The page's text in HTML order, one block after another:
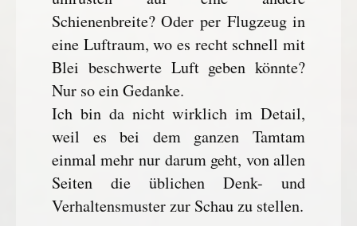
Schienenbreite? Oder per Flugzeug in
eine Luftraum, wo es recht schnell mit
Blei beschwerte Luft geben könnte?
Nur so ein Gedanke.
Ich bin da nicht wirklich im Detail,
weil es bei dem ganzen Tamtam
einmal mehr nur darum geht, von allen
Seiten die üblichen Denk- und
Verhaltensmuster zur Schau zu stellen.